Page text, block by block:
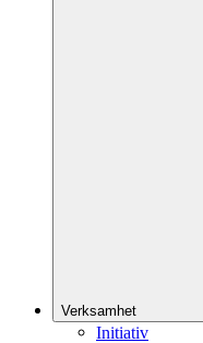
Verksamhet
Initiativ